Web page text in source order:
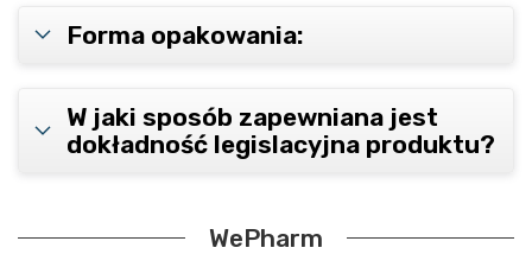
Forma opakowania:
W jaki sposób zapewniana jest
dokładność legislacyjna produktu?
WePharm